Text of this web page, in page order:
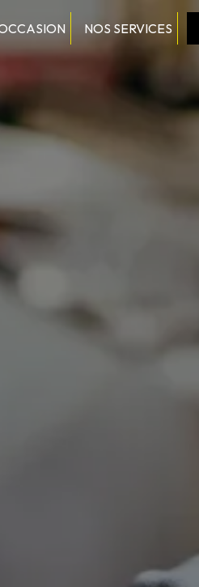
NOS SERVICES